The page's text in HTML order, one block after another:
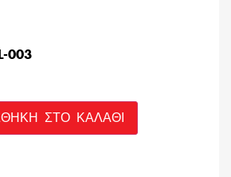
003
ΣΤΟ ΚΑΛΆΘΙ